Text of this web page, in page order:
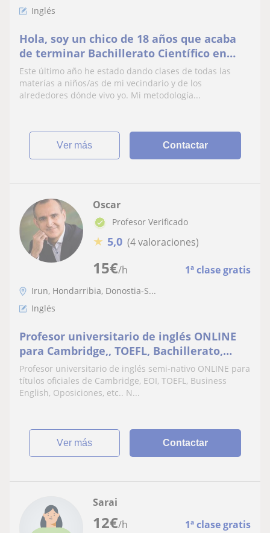
Inglés
Hola, soy un chico de 18 años que acaba
de terminar Bachillerato Científico en
Koldo Mitxelena, Errenteria. Estoy
dispuesto a dar clases de todas las
materias y a niños/as de cualquier edad.
Este último año he estado dando clases de todas las
materías a niños/as de mi vecindario y de los
alrededores dónde vivo yo. Mi metodología...
ver más Contactar
15€/h 1ª clase gratis
Oscar
Profesor Verificado
★ 5,0 (4 valoraciones)
Irun, Hondarribia, Donostia-S...
Inglés
Profesor universitario de inglés ONLINE
para Cambridge,, TOEFL, Bachillerato,
Business English y Universidad
Profesor universitario de inglés semi-nativo ONLINE para
títulos oficiales de Cambridge, EOI, TOEFL, Business
English, Oposiciones, etc.. N...
ver más Contactar
12€/h 1ª clase gratis
Sarai